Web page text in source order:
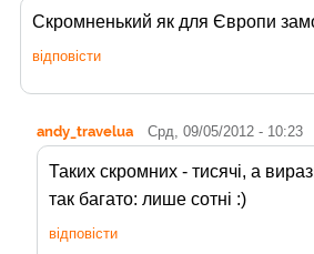
Скромненький як для Європи
відповісти
andy_travelua Срд, 09/05/2012 - 10:23
Таких скромних - тисячі, а
так багато: лише сотні :)
відповісти